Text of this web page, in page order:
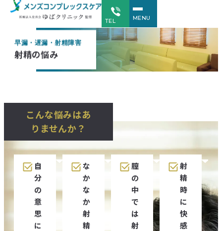
TEL MENU
早漏・遅漏・射精障害
射精の悩み
こんな悩みはあ
りませんか？
自
分
の
意
思
に
な
か
な
か
射
精
膣
の
中
で
は
射
射
精
時
に
快
感